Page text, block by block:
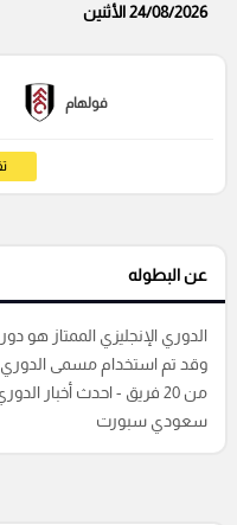
24/08/2026 الأثنين
فولهام
عن البطوله
الدوري الإنجليزي الممتاز‏ هو
من 20 فريق - احدث أخبار
سعودي سبورت